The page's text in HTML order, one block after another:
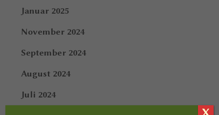
Januar 2025
November 2024
September 2024
August 2024
Juli 2024